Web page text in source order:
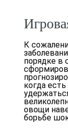
К
порядке в
когда
овощи
борьбе